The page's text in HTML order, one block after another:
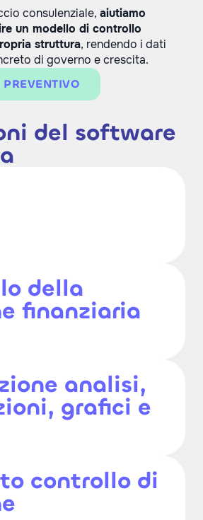
consulenziale, aiutiamo
un modello di controllo
struttura, rendendo i dati
di governo e crescita.
del software
della
finanziaria
analisi,
grafici e
controllo di